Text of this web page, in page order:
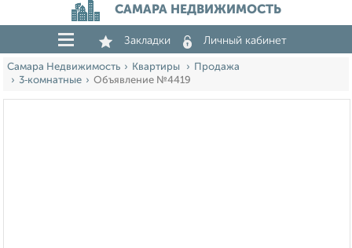
САМАРА НЕДВИЖИМОСТЬ
Закладки Личный кабинет
Самара Недвижимость Квартиры
Продажа
3‑комнатные
Объявление №4419